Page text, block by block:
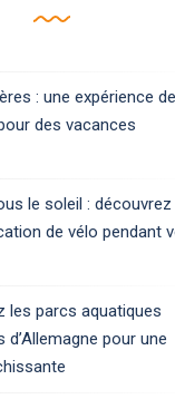
: une expérience de
des vacances
le soleil : découvrez
de vélo pendant
les parcs aquatiques
pour une